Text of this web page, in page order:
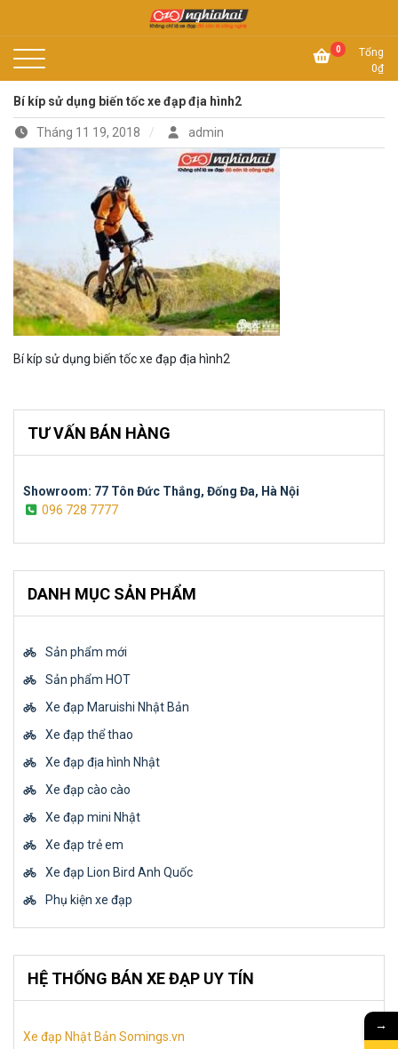
Xe đạp Nhật Nghĩa Hải 0
Tổng
0₫
Bí kíp sử dụng biến tốc xe đạp địa hình2
Tháng 11 19, 2018 admin
Bí kíp sử dụng biến tốc xe đạp địa hình2
TƯ VẤN BÁN HÀNG
Showroom: 77 Tôn Đức Thắng, Đống Đa, Hà Nội
096 728 7777
DANH MỤC SẢN PHẨM
Sản phẩm mới
Sản phẩm HOT
Xe đạp Maruishi Nhật Bản
Xe đạp thể thao
Xe đạp địa hình Nhật
Xe đạp cào cào
Xe đạp mini Nhật
Xe đạp trẻ em
Xe đạp Lion Bird Anh Quốc
Phụ kiện xe đạp
HỆ THỐNG BÁN XE ĐẠP UY TÍN
Xe đạp Nhật Bản Somings.vn
→